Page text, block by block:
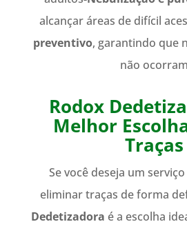
alcançar áreas de difícil
preventivo, garantindo que
não ocorram
Rodox
Melhor
Traças
Se você deseja um
eliminar traças de forma
Dedetizadora é a escolha